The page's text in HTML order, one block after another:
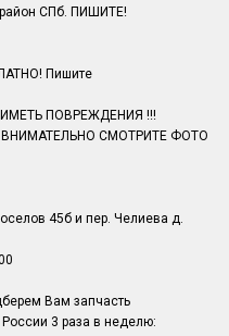
СПб. ПИШИТЕ!
Пишите
ПОВРЕЖДЕНИЯ !!!
СМОТРИТЕ ФОТО
45б и пер. Челиева д.
Вам запчасть
3 раза в неделю: